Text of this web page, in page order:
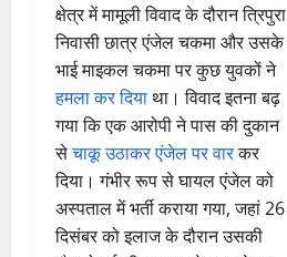
क्षेत्र में मामूली विवाद के दौरान त्रिपुरा
निवासी छात्र एंजेल चकमा और उसके
भाई माइकल चकमा पर कुछ युवकों ने
हमला कर दियाथा। विवाद इतना बढ़
गया कि एक आरोपी ने पास की दुकान
सेचाकू उठाकर एंजेल पर वारकर
दिया। गंभीर रूप से घायल एंजेल को
अस्पताल में भर्ती कराया गया, जहां 26
दिसंबर को इलाज के दौरान उसकी